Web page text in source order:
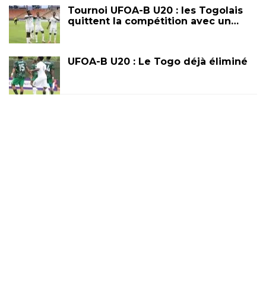
Tournoi UFOA-B U20 : les Togolais
quittent la compétition avec un…
UFOA-B U20 : Le Togo déjà éliminé